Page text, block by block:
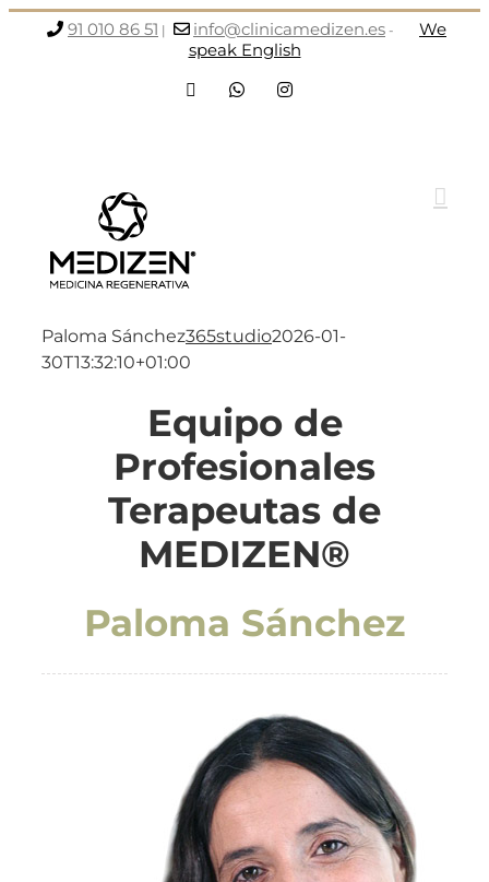
91 010 86 51 | info@clinicamedizen.es -
We
speak English
FacebookWhatsAppInstagram
Paloma Sánchez365studio2026-01-
30T13:32:10+01:00
Equipo de
Profesionales
Terapeutas de
MEDIZEN®
Paloma Sánchez